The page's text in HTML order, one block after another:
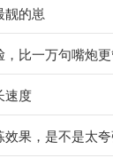
靓的崽
比一万句嘴炮
速度
果，是不是太夸